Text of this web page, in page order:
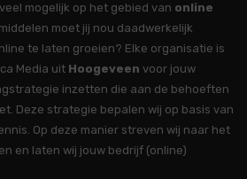
mogelijk op het gebied van online
moet jij nou daadwerkelijk
te laten groeien? Elke organisatie is
Media uit Hoogeveen voor jouw
inzetten die aan de behoeften
Deze strategie bepalen wij op basis van
Op deze manier streven wij naar het
en laten wij jouw bedrijf (online)